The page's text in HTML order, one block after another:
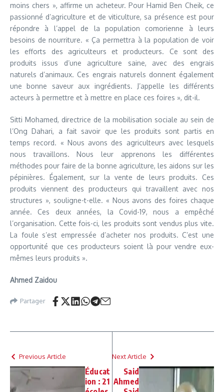
moins chers », affirme un acheteur. Pour Hamid Ben Cheik, ce
passionné d’agriculture et de viticulture, sa présence est pour
répondre à l’appel de la population comorienne à leurs
besoins de nourriture. « Ça permettra à la population de voir
les efforts des agriculteurs et producteurs. Ce sont des
produits issus d’une agriculture saine, avec des engrais
naturels d’animaux. Ces engrais naturels donnent également
une bonne saveur aux ingrédients. J’appelle les différents
acteurs à permettre et à mettre en place ces foires », dit-il.
Sitti Mohamed, directrice de la mobilisation sociale au sein de
l’Ong Dahari, a fait savoir que les produits sont partis en
temps record. « Nous avons des agriculteurs avec lesquels
nous travaillons. Nous leur apprenons les différentes
méthodes pour faire de la bonne agriculture, les aidons sur les
pépinières. Également, sur la vente de leurs produits. Ces
produits viennent des producteurs qui travaillent avec nos
structures », souligne-t-elle. « Nous avons des foires chaque
année. Ces deux années, la Covid-19, nous a empêché
l’organisation. Cette fois-ci, les produits sont vendus plus vite.
La foule s’est empressée d’acheter nos produits. C’est une
opportunité que ces producteurs soient là pour vendre eux-
mêmes leurs produits ».
Ahmed Zaidou
Partager
Previous Article
Éducat
ion : 21
Next Article
Said
Ahmed